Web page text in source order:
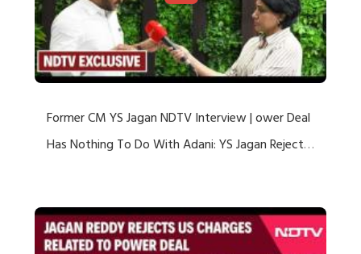
Former CM YS Jagan NDTV Interview | ower Deal
Has Nothing To Do With Adani: YS Jagan Rejects